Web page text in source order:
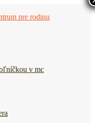
pre rodinu
v mc